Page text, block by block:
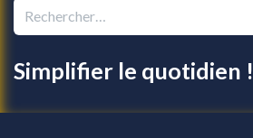
Simplifier le quotidien !